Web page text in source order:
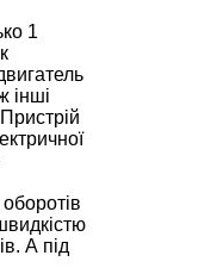
1
інші
А під